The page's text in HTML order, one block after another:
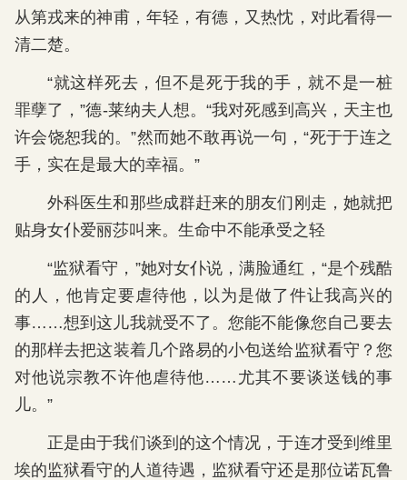
从第戎来的神甫，年轻，有德，又热忱，对此看得一
清二楚。
“就这样死去，但不是死于我的手，就不是一桩
罪孽了，”德-莱纳夫人想。“我对死感到高兴，天主也
许会饶恕我的。”然而她不敢再说一句，“死于于连之
手，实在是最大的幸福。”
外科医生和那些成群赶来的朋友们刚走，她就把
贴身女仆爱丽莎叫来。生命中不能承受之轻
“监狱看守，”她对女仆说，满脸通红，“是个残酷
的人，他肯定要虐待他，以为是做了件让我高兴的
事……想到这儿我就受不了。您能不能像您自己要去
的那样去把这装着几个路易的小包送给监狱看守？您
对他说宗教不许他虐待他……尤其不要谈送钱的事
儿。”
正是由于我们谈到的这个情况，于连才受到维里
埃的监狱看守的人道待遇，监狱看守还是那位诺瓦鲁